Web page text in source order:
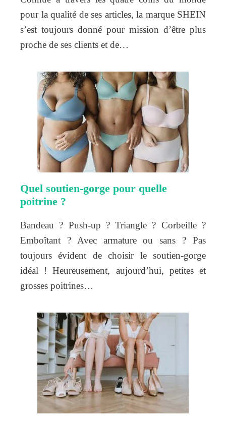
pour la qualité de ses articles, la marque SHEIN
s’est toujours donné pour mission d’être plus
proche de ses clients et de…
Quel soutien-gorge pour quelle
poitrine ?
Bandeau ? Push-up ? Triangle ? Corbeille ?
Emboîtant ? Avec armature ou sans ? Pas
toujours évident de choisir le soutien-gorge
idéal ! Heureusement, aujourd’hui, petites et
grosses poitrines…